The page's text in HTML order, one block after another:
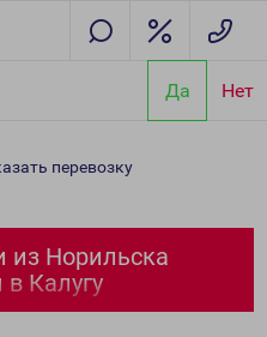
Да Нет
перевозку
из Норильска
Калугу